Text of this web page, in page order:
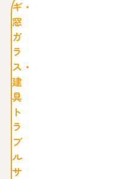
ギ・
窓
ガ
ラ
ス・
建
具
ト
ラ
ブ
ル
サ